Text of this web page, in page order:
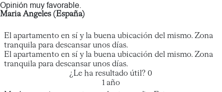
Opinión muy favorable.
Maria Angeles (España)
El apartamento en sí y la buena ubicación del mismo. Zona
tranquila para descansar unos días.
El apartamento en sí y la buena ubicación del mismo. Zona
tranquila para descansar unos días.
¿Le ha resultado útil? 0
1 año